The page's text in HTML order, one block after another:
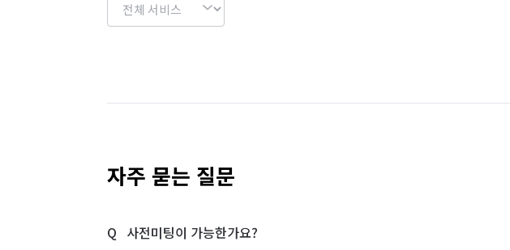
자주 묻는 질문
사전미팅이 가능한가요?